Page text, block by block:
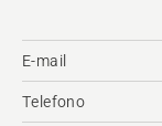
E-mail
Telefono